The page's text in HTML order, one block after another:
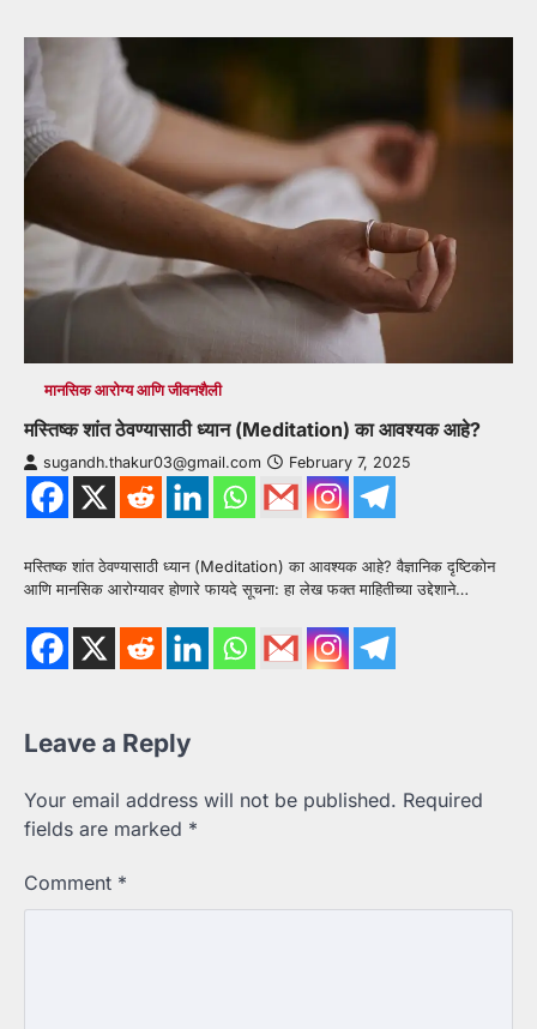
मानसिक आरोग्य आणि जीवनशैली
मस्तिष्क शांत ठेवण्यासाठी ध्यान (Meditation) का आवश्यक आहे?
sugandh.thakur03@gmail.com February 7, 2025
मस्तिष्क शांत ठेवण्यासाठी ध्यान (Meditation) का आवश्यक आहे? वैज्ञानिक दृष्टिकोन
आणि मानसिक आरोग्यावर होणारे फायदे सूचना: हा लेख फक्त माहितीच्या उद्देशाने…
Leave a Reply
Your email address will not be published. Required
fields are marked *
Comment *